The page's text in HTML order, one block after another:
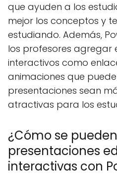
que ayuden a los
mejor los conceptos y
estudiando. Además,
los profesores agregar
interactivos como
animaciones que
presentaciones sean
atractivas para los
¿Cómo se
presentaciones
interactivas con